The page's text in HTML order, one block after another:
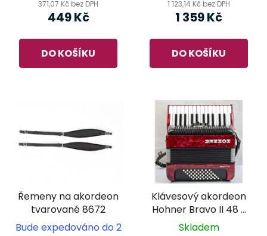
371,07 Kč bez DPH
449 Kč
DO KOŠÍKU
1 123,14 Kč bez DPH
1 359 Kč
DO KOŠÍKU
Řemeny na akordeon
tvarované 8672
Bude expedováno do 2
Klávesový akordeon
Hohner Bravo II 48 -
červený
Skladem